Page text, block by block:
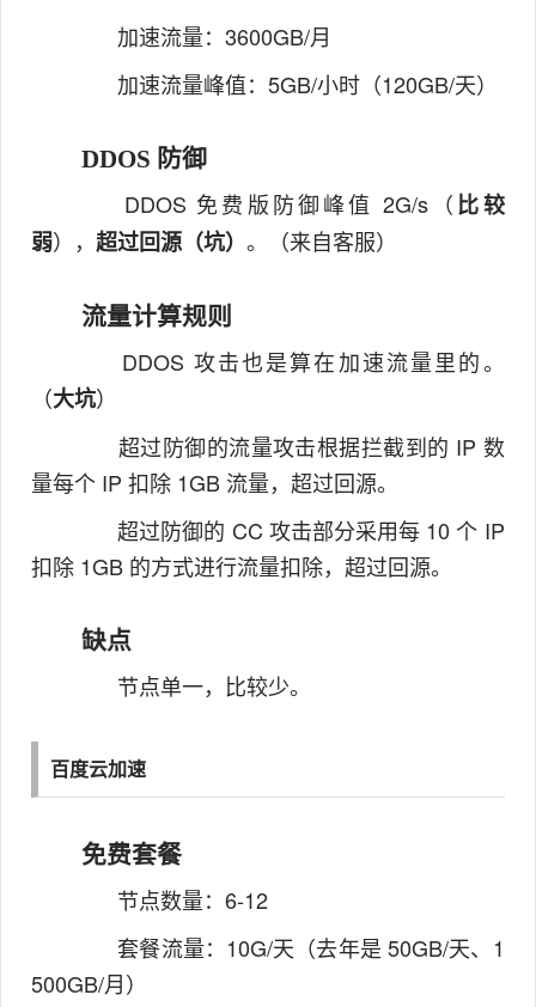
加速流量：3600GB/月
加速流量峰值：5GB/小时（120GB/天）
DDOS 防御
DDOS 免费版防御峰值 2G/s（比较
弱）， 超过回源（坑） 。（来自客服）
流量计算规则
DDOS 攻击也是算在加速流量里的。
（大坑）
超过防御的流量攻击根据拦截到的 IP 数
量每个 IP 扣除 1GB 流量，超过回源。
超过防御的 CC 攻击部分采用每 10 个 IP
扣除 1GB 的方式进行流量扣除，超过回源。
缺点
节点单一，比较少。
百度云加速
免费套餐
节点数量：6-12
套餐流量：10G/天（去年是 50GB/天、1
500GB/月）